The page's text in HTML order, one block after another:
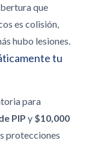
que
es colisión,
hubo lesiones.
tu
para
PIP y $10,000
protecciones